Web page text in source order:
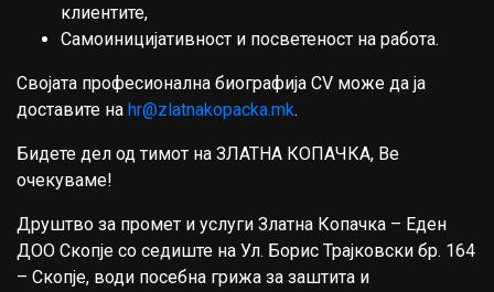
клиентите,
Самоиницијативност и посветеност на работа.​
Својата професионална биографија CV може да ја
доставите на hr@zlatnakopacka.mk.
Бидете дел од тимот на ЗЛАТНА КОПАЧКА, Ве
очекуваме!
Друштво за промет и услуги Златна Копачка – Еден
ДОО Скопје со седиште на Ул. Борис Трајковски бр. 164
– Скопје, води посебна грижа за заштита и